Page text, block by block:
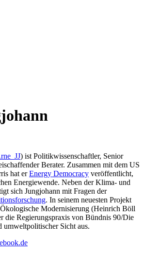
) ist Politikwissenschaftler, Senior
Berater. Zusammen mit dem US
hat erEnergy Democracy veröffentlicht,
Energiewende. Neben der Klima- und
sich Jungjohann mit Fragen der
. In seinem neuesten Projekt
Modernisierung (Heinrich Böll
die Regierungspraxis von Bündnis 90/Die
umweltpolitischer Sicht aus.